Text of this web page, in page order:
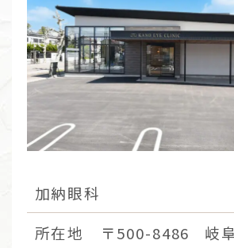
加納眼科
所在地
〒500-8486
岐